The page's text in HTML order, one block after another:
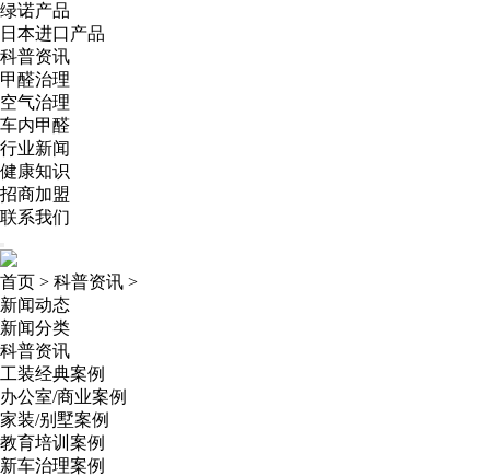
绿诺产品
日本进口产品
科普资讯
甲醛治理
空气治理
车内甲醛
行业新闻
健康知识
招商加盟
联系我们
首页 > 科普资讯 >
新闻动态
新闻分类
科普资讯
工装经典案例
办公室/商业案例
家装/别墅案例
教育培训案例
新车治理案例